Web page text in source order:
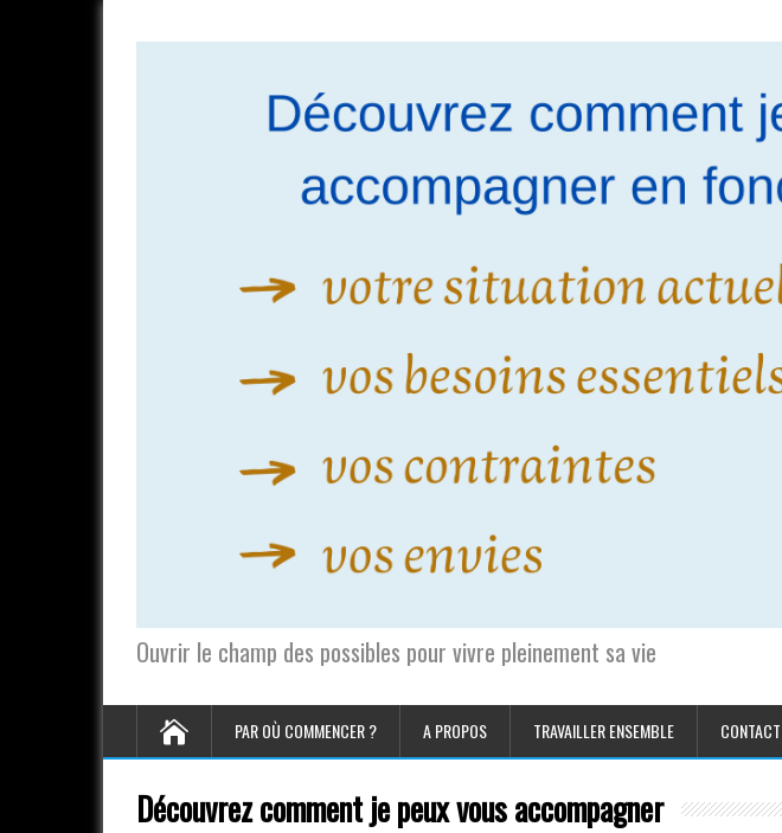
Ouvrir le champ des possibles pour vivre pleinement sa vie
PAR OÙ COMMENCER ? A PROPOS TRAVAILLER ENSEMBLE CONTACT
Découvrez comment je peux vous accompagner